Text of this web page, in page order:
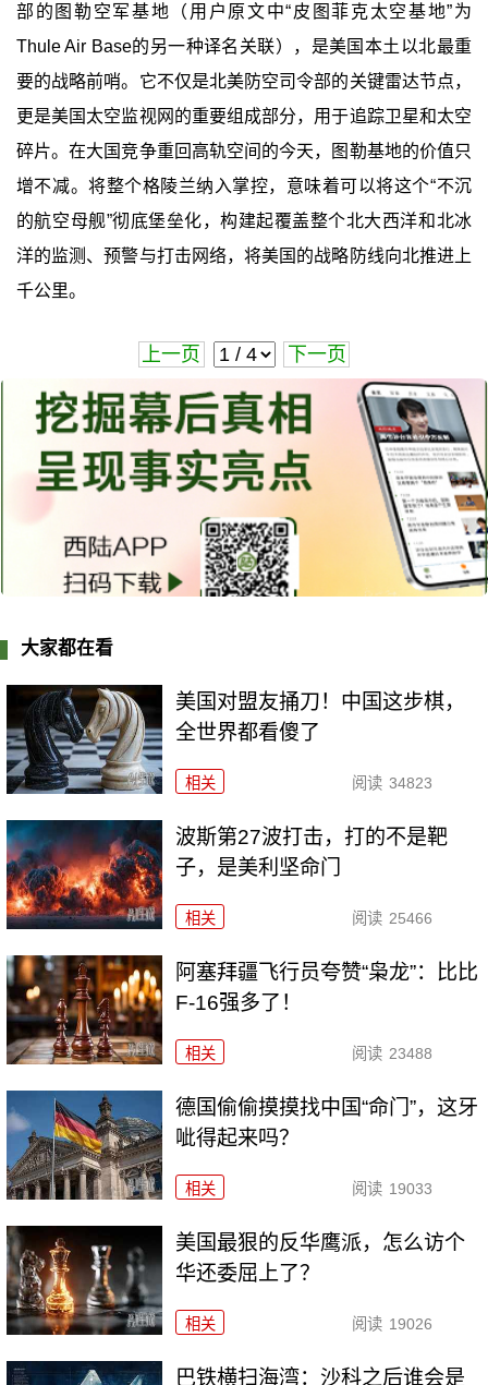
部的图勒空军基地（用户原文中“皮图菲克太空基地”为
Thule Air Base的另一种译名关联），是美国本土以北最重
要的战略前哨。它不仅是北美防空司令部的关键雷达节点，
更是美国太空监视网的重要组成部分，用于追踪卫星和太空
碎片。在大国竞争重回高轨空间的今天，图勒基地的价值只
增不减。将整个格陵兰纳入掌控，意味着可以将这个“不沉
的航空母舰”彻底堡垒化，构建起覆盖整个北大西洋和北冰
洋的监测、预警与打击网络，将美国的战略防线向北推进上
千公里。
上一页 下一页
大家都在看
美国对盟友捅刀！中国这步棋，
全世界都看傻了
相关 阅读 34823
波斯第27波打击，打的不是靶
子，是美利坚命门
相关 阅读 25466
阿塞拜疆飞行员夸赞“枭龙”：比比
F-16强多了！
相关 阅读 23488
德国偷偷摸摸找中国“命门”，这牙
呲得起来吗？
相关 阅读 19033
美国最狠的反华鹰派，怎么访个
华还委屈上了？
相关 阅读 19026
巴铁横扫海湾：沙科之后谁会是